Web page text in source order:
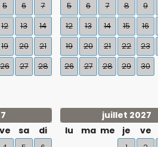
5 6
7
12 13
14
19 20
21
26 27
28
5
6 7 8 9
12
13 14 15 16
19
20 21 22 23
26
27 28 29 30
ve sa di
juillet 2027
lu
ma me je ve